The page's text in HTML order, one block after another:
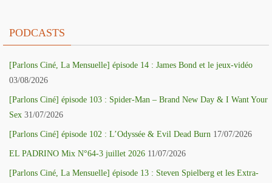
PODCASTS
[Parlons Ciné, La Mensuelle] épisode 14 : James Bond et le jeux-vidéo
03/08/2026
[Parlons Ciné] épisode 103 : Spider-Man – Brand New Day & I Want Your
Sex 31/07/2026
[Parlons Ciné] épisode 102 : L’Odyssée & Evil Dead Burn 17/07/2026
EL PADRINO Mix N°64-3 juillet 2026 11/07/2026
[Parlons Ciné, La Mensuelle] épisode 13 : Steven Spielberg et les Extra-